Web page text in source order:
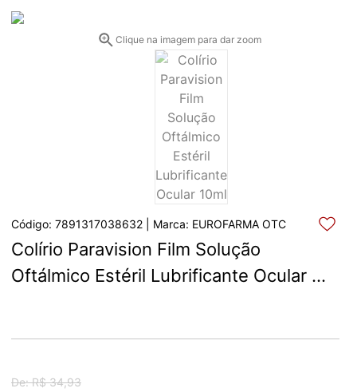
Clique na imagem para dar zoom
Código: 7891317038632 | Marca: EUROFARMA OTC
Colírio Paravision Film Solução
Oftálmico Estéril Lubrificante Ocular
De: R$ 34,93